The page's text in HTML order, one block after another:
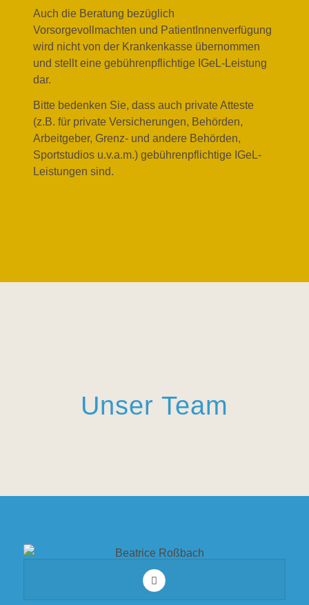
Auch die Beratung bezüglich
Vorsorgevollmachten und PatientInnenverfügung
wird nicht von der Krankenkasse übernommen
und stellt eine gebührenpflichtige IGeL-Leistung
dar.
Bitte bedenken Sie, dass auch private Atteste
(z.B. für private Versicherungen, Behörden,
Arbeitgeber, Grenz- und andere Behörden,
Sportstudios u.v.a.m.) gebührenpflichtige IGeL-
Leistungen sind.
Unser Team